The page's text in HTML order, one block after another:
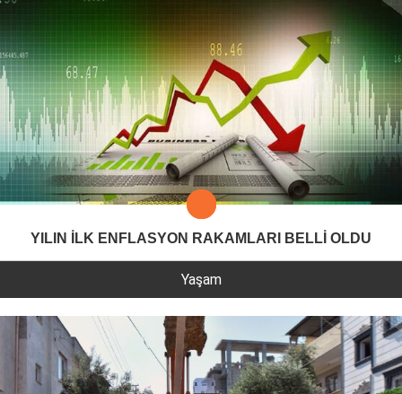
YILIN İLK ENFLASYON RAKAMLARI BELLİ OLDU
Yaşam